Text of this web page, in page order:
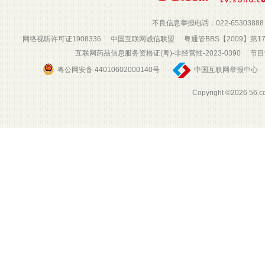
不良信息举报电话：022-65303888
网络视听许可证1908336
中国互联网诚信联盟
粤通管BBS【2009】第
互联网药品信息服务资格证(粤)-非经营性-2023-0390
节
粤公网安备 44010602000140号
中国互联网举报中心
Copyright ©2026